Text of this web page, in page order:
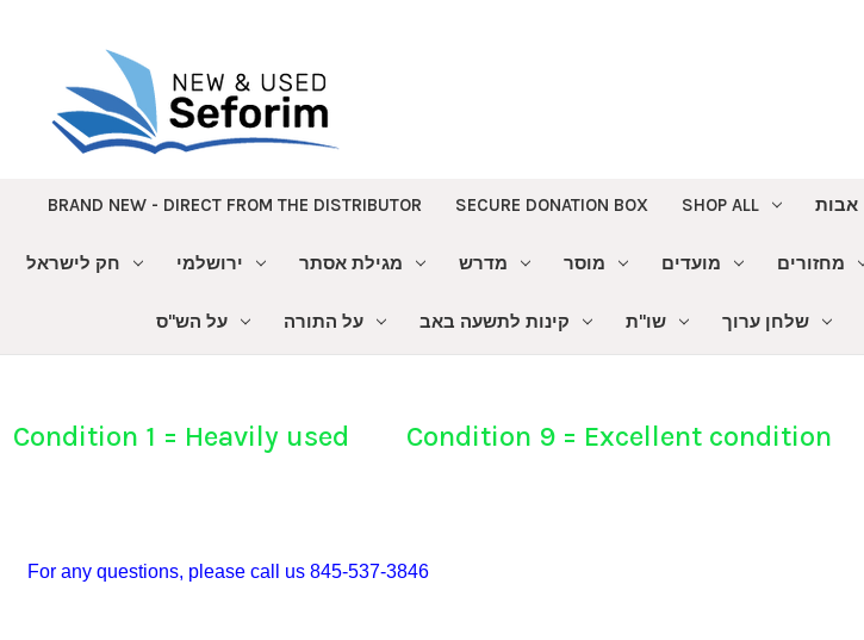
BRAND NEW - DIRECT FROM THE DISTRIBUTOR SECURE DONATION BOX SHOP ALL אבות
חק לישראל ירושלמי מגילת אסתר מדרש מוסר מועדים מחזורים
על הש"ס על התורה קינות לתשעה באב שו"ת שלחן ערוך
Condition 1 = Heavily used Condition 9 = Excellent condition
For any questions, please call us 845-537-3846